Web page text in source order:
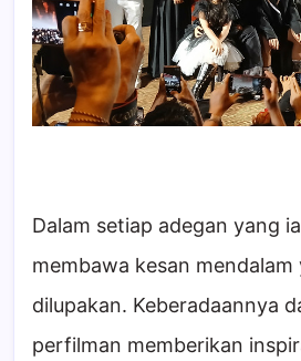
Dalam setiap adegan yang
membawa kesan
dilupakan. Keberadaannya
perfilman memberikan